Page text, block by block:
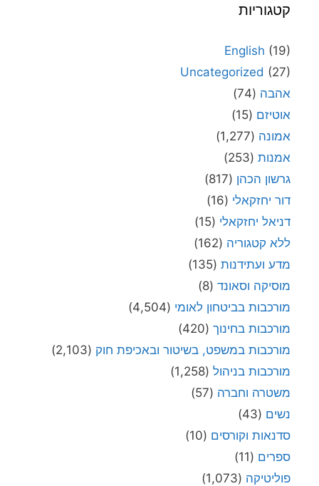
קטגוריות
English (19)
Uncategorized (27)
אהבה (74)
אוטיזם (15)
אמונה (1,277)
אמנות (253)
גרשון הכהן (817)
דור יחזקאלי (16)
דניאל יחזקאלי (15)
ללא קטגוריה (162)
מדע ועתידנות (135)
מוסיקה וסאונד (8)
מורכבות בביטחון לאומי (4,504)
מורכבות בחינוך (420)
מורכבות במשפט, בשיטור ובאכיפת חוק (2,103)
מורכבות בניהול (1,258)
משטרה וחברה (57)
נשים (43)
סדנאות וקורסים (10)
ספרים (11)
פוליטיקה (1,073)